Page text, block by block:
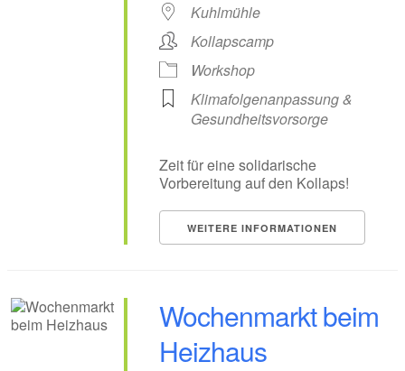
Kuhlmühle
Kollapscamp
Workshop
Klimafolgenanpassung &
Gesundheitsvorsorge
Zeit für eine solidarische
Vorbereitung auf den Kollaps!
WEITERE INFORMATIONEN
Wochenmarkt beim
Heizhaus